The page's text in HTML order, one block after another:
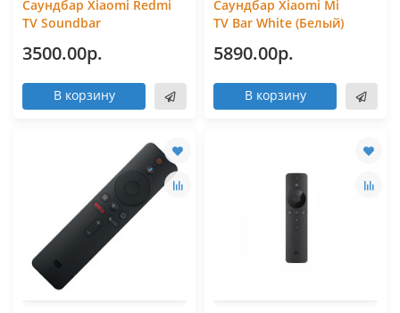
Саундбар Xiaomi Redmi
TV Soundbar
3500.00р.
В корзину
Саундбар Xiaomi Mi
TV Bar White (Белый)
5890.00р.
В корзину